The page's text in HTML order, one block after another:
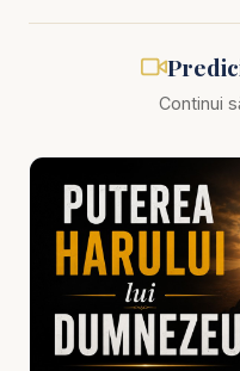
mesaj clar, necesar și
Biserică – Pământul
Această predică nu
atitudinii noastre față
Dumnezeu și față de
📖 Ce vei descoperi
Care este diferența
sală de conferințe
Continui